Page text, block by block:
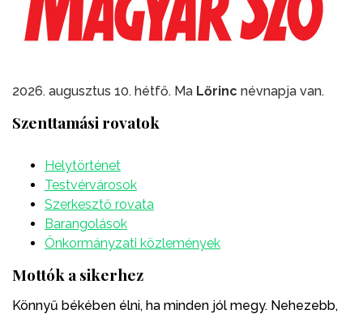
2026. augusztus 10. hétfő. Ma Lőrinc névnapja van.
Szenttamási rovatok
Helytörténet
Testvérvárosok
Szerkesztő rovata
Barangolások
Önkormányzati közlemények
Mottók a sikerhez
Könnyű békében élni, ha minden jól megy. Nehezebb,